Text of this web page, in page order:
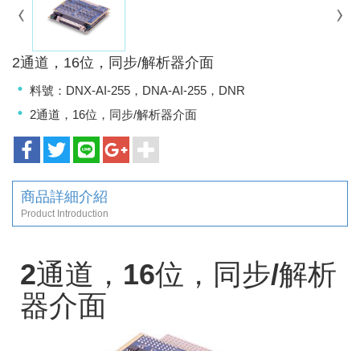
2通道，16位，同步/解析器介面
料號：DNX-AI-255，DNA-AI-255，DNR
2通道，16位，同步/解析器介面
商品詳細介紹
Product Introduction
2通道，16位，同步/解析
器介面